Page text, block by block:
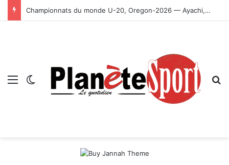
Championnats du monde U-20, Oregon-2026 — Ayachi, Dissa, Touahria et Ghezali en finale
Menu Switch skin